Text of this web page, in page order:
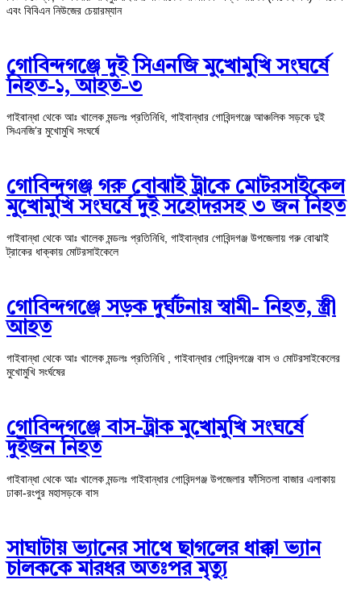
এবং বিবিএন নিউজের চেয়ারম্যান
গোবিন্দগঞ্জে দুই সিএনজি মুখোমুখি সংঘর্ষে
নিহত-১, আহত-৩
গাইবান্ধা থেকে আঃ খালেক মন্ডলঃ প্রতিনিধি, গাইবান্ধার গোবিন্দগঞ্জে আঞ্চলিক সড়কে দুই
সিএনজি’র মুখোমুখি সংঘর্ষে
গোবিন্দগঞ্জ গরু বোঝাই ট্রাকে মোটরসাইকেল
মুখোমুখি সংঘর্ষে দুই সহোদরসহ ৩ জন নিহত
গাইবান্ধা থেকে আঃ খালেক মন্ডলঃ প্রতিনিধি, গাইবান্ধার গোবিন্দগঞ্জ উপজেলায় গরু বোঝাই
ট্রাকের ধাক্কায় মোটরসাইকেলে
গোবিন্দগঞ্জে সড়ক দুর্ঘটনায় স্বামী- নিহত, স্ত্রী
আহত
গাইবান্ধা থেকে আঃ খালেক মন্ডলঃ প্রতিনিধি , গাইবান্ধার গোবিন্দগঞ্জে বাস ও মোটরসাইকেলের
মুখোমুখি সংর্ঘষের
গোবিন্দগঞ্জে বাস-ট্রাক মুখোমুখি সংঘর্ষে
দুইজন নিহত
গাইবান্ধা থেকে আঃ খালেক মন্ডলঃ গাইবান্ধার গোবিন্দগঞ্জ উপজেলার ফাঁসিতলা বাজার এলাকায়
ঢাকা-রংপুর মহাসড়কে বাস
সাঘাটায় ভ্যানের সাথে ছাগলের ধাক্কা ভ্যান
চালককে মারধর অতঃপর মৃত্যু